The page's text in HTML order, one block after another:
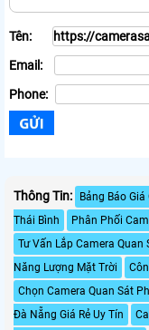
Tên:
Email:
Phone:
Thông Tin: Bảng Báo
Thái Bình
Phân Phối
Tư Vấn Lắp Camera Quan
Năng Lượng Mặt Trời
Chọn Camera Quan Sát
Đà Nẵng Giá Rẻ Uy Tín